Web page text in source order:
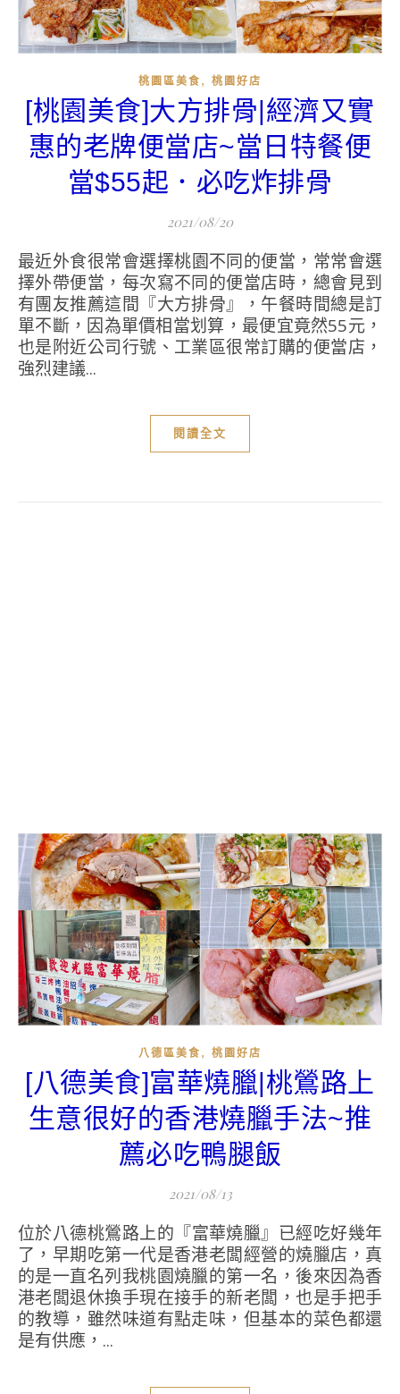
桃園區美食 , 桃園好店
[桃園美食]大方排骨|經濟又實
惠的老牌便當店~當日特餐便
當$55起．必吃炸排骨
2021/08/20
最近外食很常會選擇桃園不同的便當，常常會選
擇外帶便當，每次寫不同的便當店時，總會見到
有團友推薦這間『大方排骨』，午餐時間總是訂
單不斷，因為單價相當划算，最便宜竟然55元，
也是附近公司行號、工業區很常訂購的便當店，
強烈建議...
閱讀全文
八德區美食 , 桃園好店
[八德美食]富華燒臘|桃鶯路上
生意很好的香港燒臘手法~推
薦必吃鴨腿飯
2021/08/13
位於八德桃鶯路上的『富華燒臘』已經吃好幾年
了，早期吃第一代是香港老闆經營的燒臘店，真
的是一直名列我桃園燒臘的第一名，後來因為香
港老闆退休換手現在接手的新老闆，也是手把手
的教導，雖然味道有點走味，但基本的菜色都還
是有供應，...